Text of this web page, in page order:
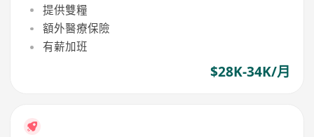
提供雙糧
額外醫療保險
有薪加班
$28K-34K/月